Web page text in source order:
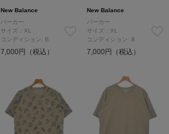
New Balance
パーカー
サイズ：XL
コンディション: B
7,000円（税込）
New Balance
パーカー
サイズ：XL
コンディション: B
7,000円（税込）